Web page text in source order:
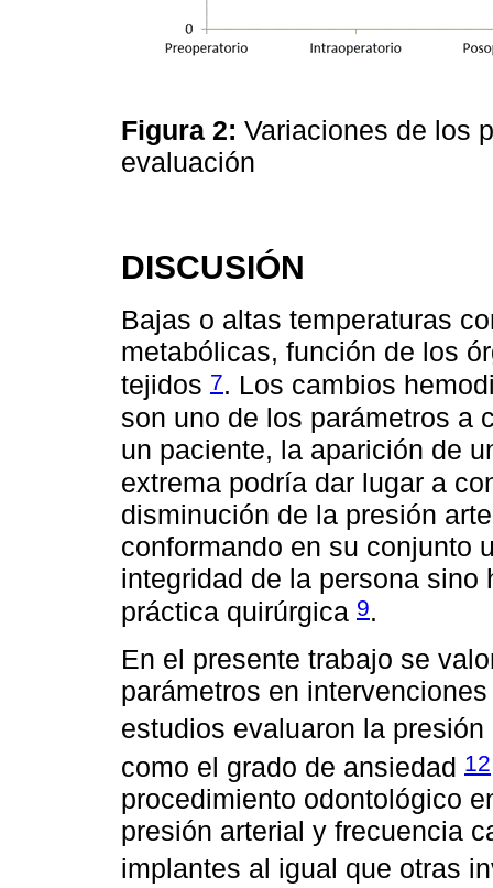
Figura 2: Variaciones de los
evaluación
DISCUSIÓN
Bajas o altas temperaturas
metabólicas, función de los
tejidos 7. Los cambios
son uno de los parámetros a
un paciente, la aparición de
extrema podría dar lugar a
disminución de la presión
conformando en su conjunto
integridad de la persona
práctica quirúrgica 9.
En el presente trabajo se
parámetros en
estudios evaluaron la
como el grado de ansiedad 12
procedimiento odontológico
presión arterial y frecuencia
implantes al igual que otras